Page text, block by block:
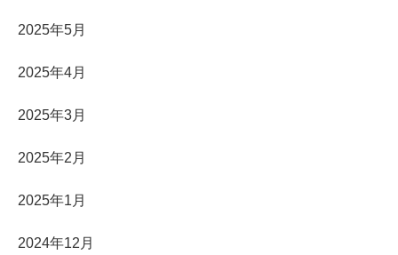
2025年5月
2025年4月
2025年3月
2025年2月
2025年1月
2024年12月